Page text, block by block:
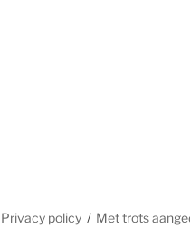
Privacy policy Met trots